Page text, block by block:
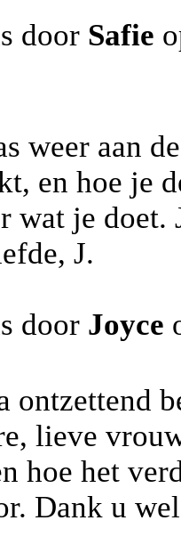
door Safie
weer aan
en hoe je
wat je doet.
J.
door Joyce
ontzettend
lieve
hoe het
Dank u